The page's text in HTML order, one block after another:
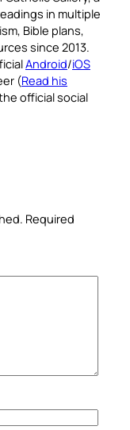
in multiple
Bible plans,
since 2013.
Android/iOS
(Read his
official social
Required